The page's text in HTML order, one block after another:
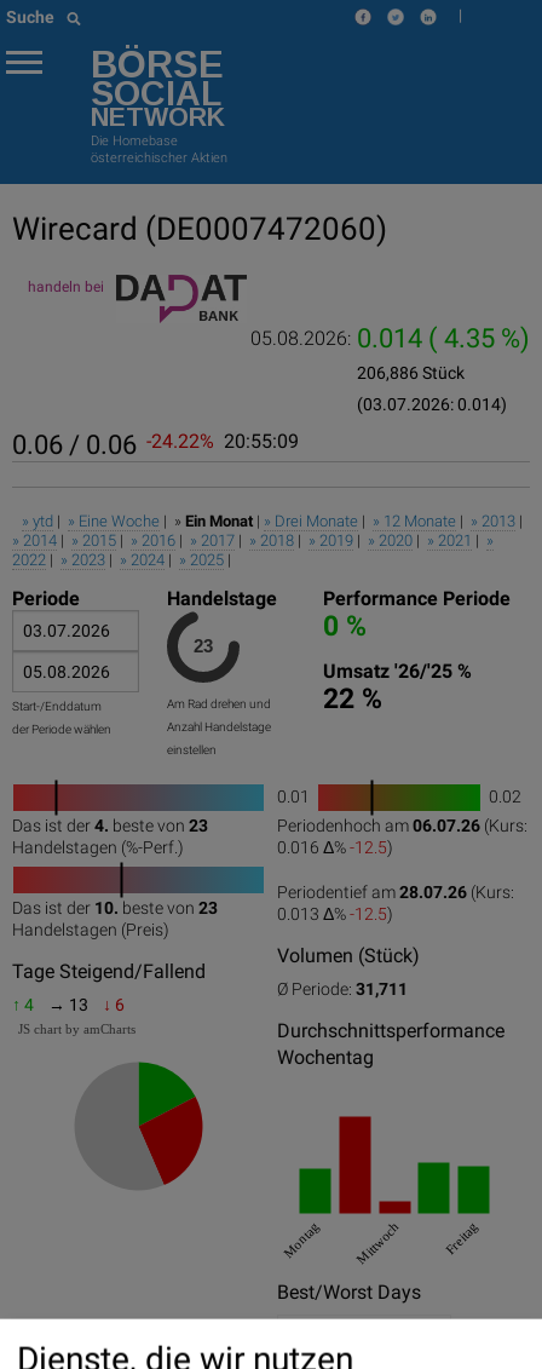
Suche |
BÖRSE
SOCIAL
NETWORK
Die Homebase
österreichischer Aktien
Wirecard (DE0007472060)
handeln bei
05.08.2026: 0.014 ( 4.35 %)
206,886 Stück
(03.07.2026: 0.014)
0.06 / 0.06 -24.22% 20:55:09
» ytd | » Eine Woche | » Ein Monat | » Drei Monate | » 12 Monate | » 2013 |
» 2014 | » 2015 | » 2016 | » 2017 | » 2018 | » 2019 | » 2020 | » 2021 | »
2022 | » 2023 | » 2024 | » 2025 |
Periode
Start-/Enddatum
der Periode wählen
Handelstage
Am Rad drehen und
Anzahl Handelstage
einstellen
Performance Periode
0 %
Umsatz '26/'25 %
22 %
Das ist der4. beste von 23
Handelstagen (%-Perf.)
Das ist der 10. beste von 23
Handelstagen (Preis)
Tage Steigend/Fallend
↑ 4 → 13 ↓ 6
JS chart by amCharts
0.01
1
100
0.02
Periodenhoch am06.07.26 (Kurs:
0.016 Δ%-12.5)
Periodentief am28.07.26 (Kurs:
0.013 Δ%-12.5)
Volumen (Stück)
Ø Periode: 31,711
Durchschnittsperformance
Wochentag
Montag Mittwoch Freitag
Best/Worst Days
Dienste, die wir nutzen